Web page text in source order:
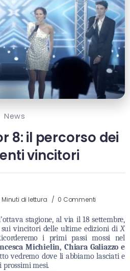
News
8: il percorso dei
vincitori
Minuti di lettura 0 Commenti
stagione, al via il 18 settembre,
vincitori delle ultime edizioni diX
i primi passi mossi nel
Michielin, Chiara Galiazzo e
vedremo dove li abbiamo lasciati e
prossimi mesi.